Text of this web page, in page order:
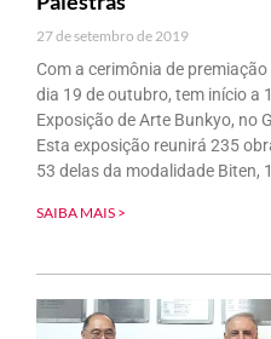
27 de setembro de 2019
Com a cerimônia de
dia 19 de outubro, tem início a
Exposição de Arte Bunkyo, no
Esta exposição reunirá 235
53 delas da modalidade Biten,
SAIBA MAIS >